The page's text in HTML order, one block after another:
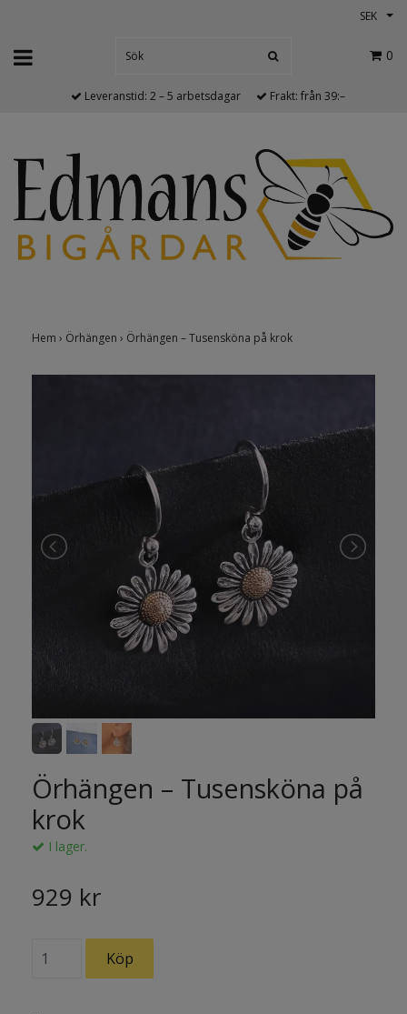
SEK
0
Leveranstid: 2 – 5 arbetsdagar Frakt: från 39:–
Hem › Örhängen › Örhängen – Tusensköna på krok
Örhängen – Tusensköna på
krok
I lager.
929 kr